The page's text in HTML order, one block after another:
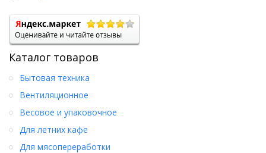
Каталог товаров
Бытовая техника
Вентиляционное
Весовое и упаковочное
Для летних кафе
Для мясопереработки